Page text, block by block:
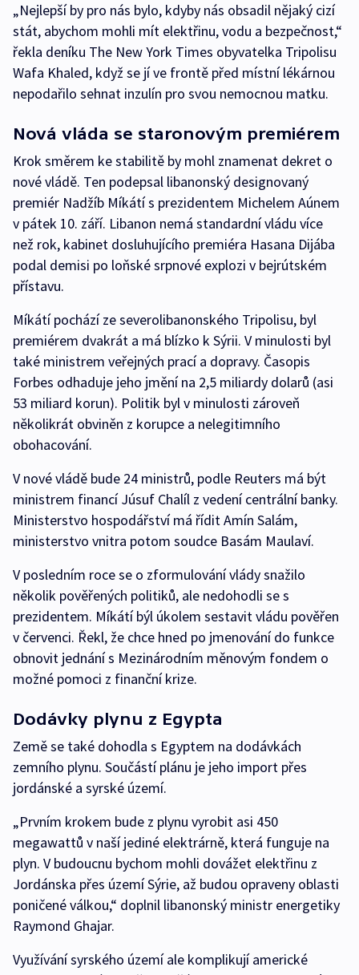
„Nejlepší by pro nás bylo, kdyby nás obsadil nějaký cizí
stát, abychom mohli mít elektřinu, vodu a bezpečnost,“
řekla deníku The New York Times obyvatelka Tripolisu
Wafa Khaled, když se jí ve frontě před místní lékárnou
nepodařilo sehnat inzulín pro svou nemocnou matku.
Nová vláda se staronovým premiérem
Krok směrem ke stabilitě by mohl znamenat dekret o
nové vládě. Ten podepsal libanonský designovaný
premiér Nadžíb Míkátí s prezidentem Michelem Aúnem
v pátek 10. září. Libanon nemá standardní vládu více
než rok, kabinet dosluhujícího premiéra Hasana Dijába
podal demisi po loňské srpnové explozi v bejrútském
přístavu.
Míkátí pochází ze severolibanonského Tripolisu, byl
premiérem dvakrát a má blízko k Sýrii. V minulosti byl
také ministrem veřejných prací a dopravy. Časopis
Forbes odhaduje jeho jmění na 2,5 miliardy dolarů (asi
53 miliard korun). Politik byl v minulosti zároveň
několikrát obviněn z korupce a nelegitimního
obohacování.
V nové vládě bude 24 ministrů, podle Reuters má být
ministrem financí Júsuf Chalíl z vedení centrální banky.
Ministerstvo hospodářství má řídit Amín Salám,
ministerstvo vnitra potom soudce Basám Maulaví.
V posledním roce se o zformulování vlády snažilo
několik pověřených politiků, ale nedohodli se s
prezidentem. Míkátí býl úkolem sestavit vládu pověřen
v červenci. Řekl, že chce hned po jmenování do funkce
obnovit jednání s Mezinárodním měnovým fondem o
možné pomoci z finanční krize.
Dodávky plynu z Egypta
Země se také dohodla s Egyptem na dodávkách
zemního plynu. Součástí plánu je jeho import přes
jordánské a syrské území.
„Prvním krokem bude z plynu vyrobit asi 450
megawattů v naší jediné elektrárně, která funguje na
plyn. V budoucnu bychom mohli dovážet elektřinu z
Jordánska přes území Sýrie, až budou opraveny oblasti
poničené válkou,“ doplnil libanonský ministr energetiky
Raymond Ghajar.
Využívání syrského území ale komplikují americké